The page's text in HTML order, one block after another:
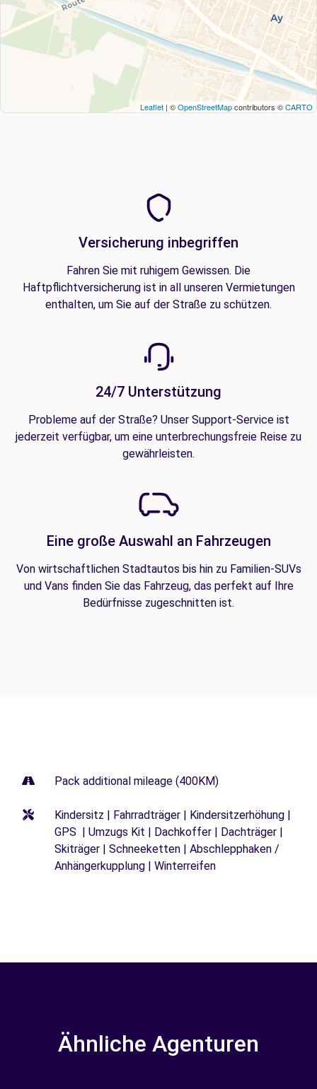
Leaflet | ©OpenStreetMapcontributors ©CARTO
Versicherung inbegriffen
Fahren Sie mit ruhigem Gewissen. Die
Haftpflichtversicherung ist in all unseren Vermietungen
enthalten, um Sie auf der Straße zu schützen.
24/7 Unterstützung
Probleme auf der Straße? Unser Support-Service ist
jederzeit verfügbar, um eine unterbrechungsfreie Reise zu
gewährleisten.
Eine große Auswahl an Fahrzeugen
Von wirtschaftlichen Stadtautos bis hin zu Familien-SUVs
und Vans finden Sie das Fahrzeug, das perfekt auf Ihre
Bedürfnisse zugeschnitten ist.
Pack additional mileage (400KM)
Kindersitz | Fahrradträger | Kindersitzerhöhung |
GPS | Umzugs Kit | Dachkoffer | Dachträger |
Skiträger | Schneeketten | Abschlepphaken /
Anhängerkupplung | Winterreifen
Ähnliche Agenturen